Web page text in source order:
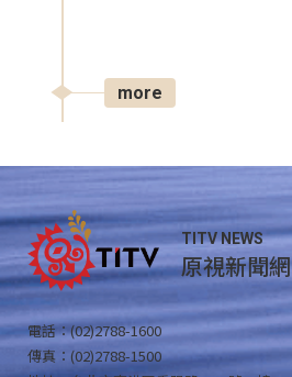
more
TITV NEWS
原視新聞網
電話：(02)2788-1600
傳真：(02)2788-1500